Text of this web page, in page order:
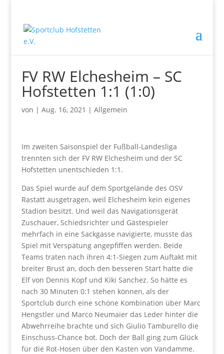
FV RW Elchesheim – SC
Hofstetten 1:1 (1:0)
von | Aug. 16, 2021 | Allgemein
Im zweiten Saisonspiel der Fußball-Landesliga
trennten sich der FV RW Elchesheim und der SC
Hofstetten unentschieden 1:1.
Das Spiel wurde auf dem Sportgelände des OSV
Rastatt ausgetragen, weil Elchesheim kein eigenes
Stadion besitzt. Und weil das Navigationsgerät
Zuschauer, Schiedsrichter und Gästespieler
mehrfach in eine Sackgasse navigierte, musste das
Spiel mit Verspätung angepfiffen werden. Beide
Teams traten nach ihren 4:1-Siegen zum Auftakt mit
breiter Brust an, doch den besseren Start hatte die
Elf von Dennis Kopf und Kiki Sanchez. So hätte es
nach 30 Minuten 0:1 stehen können, als der
Sportclub durch eine schöne Kombination über Marc
Hengstler und Marco Neumaier das Leder hinter die
Abwehrreihe brachte und sich Giulio Tamburello die
Einschuss-Chance bot. Doch der Ball ging zum Glück
für die Rot-Hosen über den Kasten von Vandamme.